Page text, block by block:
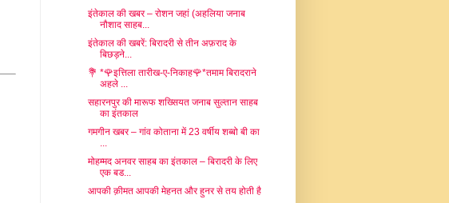
इंतेकाल की खबर – रोशन जहां (अहलिया जनाब
नौशाद साहब...
इंतेकाल की खबरें: बिरादरी से तीन अफ़राद के
बिछड़ने...
💐 *🌹इत्तिला तारीख-ए-निकाह🌹*तमाम बिरादराने
अहले ...
सहारनपुर की मारूफ शख्सियत जनाब सुल्तान साहब
का इंतकाल
गमगीन खबर – गांव कोताना में 23 वर्षीय शब्बो बी का
...
मोहम्मद अनवर साहब का इंतकाल – बिरादरी के लिए
एक बड...
आपकी क़ीमत आपकी मेहनत और हुनर से तय होती है